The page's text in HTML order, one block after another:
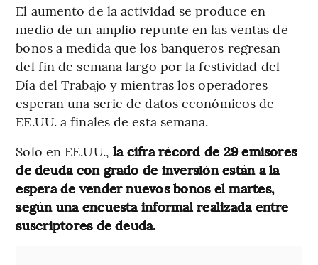
El aumento de la actividad se produce en
medio de un amplio repunte en las ventas de
bonos a medida que los banqueros regresan
del fin de semana largo por la festividad del
Día del Trabajo y mientras los operadores
esperan una serie de datos económicos de
EE.UU. a finales de esta semana.
Solo en EE.UU., la cifra récord de 29 emisores
de deuda con grado de inversión están a la
espera de vender nuevos bonos el martes,
según una encuesta informal realizada entre
suscriptores de deuda.